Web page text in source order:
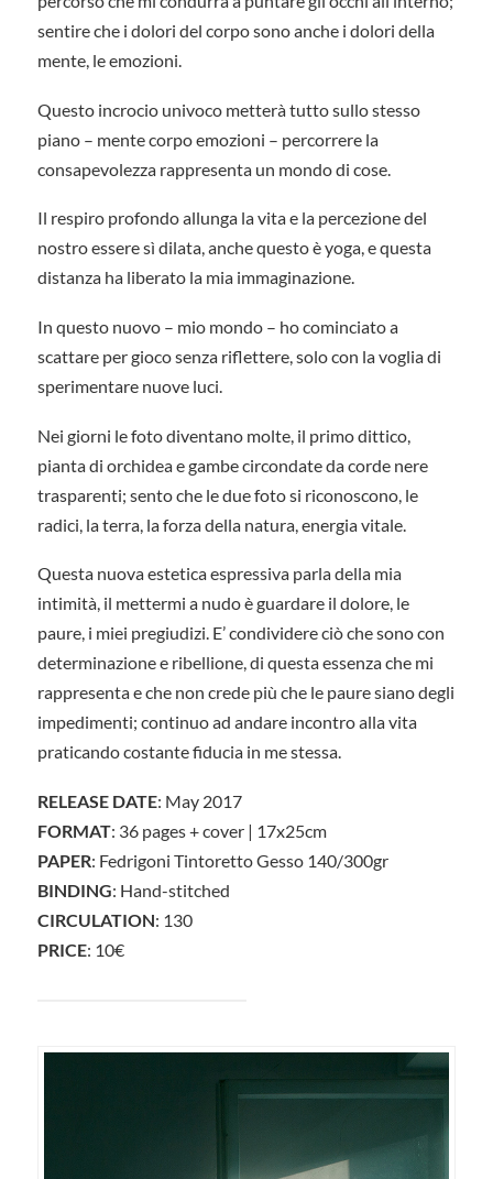
sentire che i dolori del corpo sono anche i dolori della
mente, le emozioni.
Questo incrocio univoco metterà tutto sullo stesso
piano – mente corpo emozioni – percorrere la
consapevolezza rappresenta un mondo di cose.
Il respiro profondo allunga la vita e la percezione del
nostro essere sì dilata, anche questo è yoga, e questa
distanza ha liberato la mia immaginazione.
In questo nuovo – mio mondo – ho cominciato a
scattare per gioco senza riflettere, solo con la voglia di
sperimentare nuove luci.
Nei giorni le foto diventano molte, il primo dittico,
pianta di orchidea e gambe circondate da corde nere
trasparenti; sento che le due foto si riconoscono, le
radici, la terra, la forza della natura, energia vitale.
Questa nuova estetica espressiva parla della mia
intimità, il mettermi a nudo è guardare il dolore, le
paure, i miei pregiudizi. E’ condividere ciò che sono con
determinazione e ribellione, di questa essenza che mi
rappresenta e che non crede più che le paure siano degli
impedimenti; continuo ad andare incontro alla vita
praticando costante fiducia in me stessa.
RELEASE DATE: May 2017
FORMAT: 36 pages + cover | 17x25cm
PAPER: Fedrigoni Tintoretto Gesso 140/300gr
BINDING: Hand-stitched
CIRCULATION: 130
PRICE: 10€